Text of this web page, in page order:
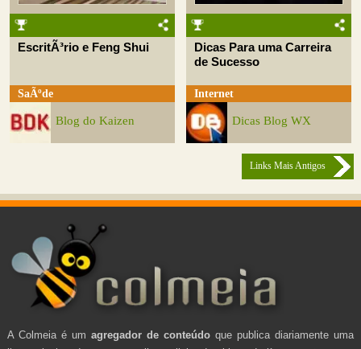
EscritÃ³rio e Feng Shui
SaÃºde
Blog do Kaizen
Dicas Para uma Carreira
de Sucesso
Internet
Dicas Blog WX
Links Mais Antigos
A Colmeia é um agregador de conteúdo que publica diariamente uma